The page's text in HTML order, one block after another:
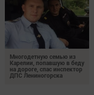
Многодетную семью из
Карелии, попавшую в беду
на дороге, спас инспектор
ДПС Лениногорска